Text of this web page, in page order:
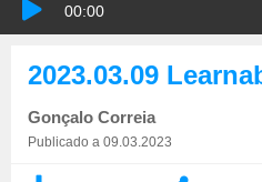
00:00
Gonçalo Correia
Publicado a 09.03.2023